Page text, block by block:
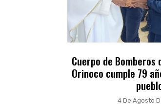
Cuerpo de
Orinoco cumple 79
4 De Agosto